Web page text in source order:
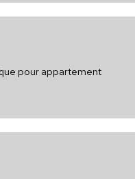
pour appartement